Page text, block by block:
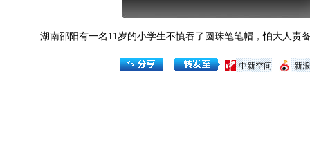
湖南邵阳有一名11岁的小学生不慎吞了圆珠笔笔帽，怕大人责
新
中新空间